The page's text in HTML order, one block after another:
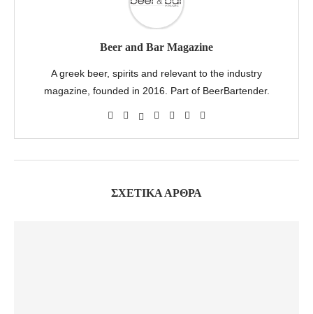
Beer and Bar Magazine
A greek beer, spirits and relevant to the industry
magazine, founded in 2016. Part of BeerBartender.
ΣΧΕΤΙΚΆ ΆΡΘΡΑ